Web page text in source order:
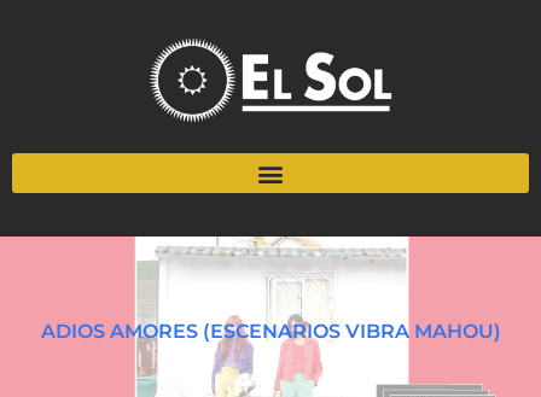
ADIOS AMORES (ESCENARIOS VIBRA MAHOU)